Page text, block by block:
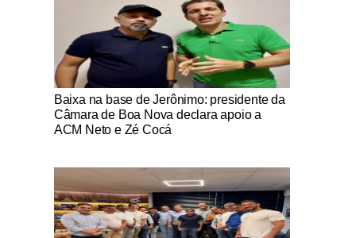
Notícias Católicas
Baixa na base de Jerônimo: presidente da
Câmara de Boa Nova declara apoio a
ACM Neto e Zé Cocá